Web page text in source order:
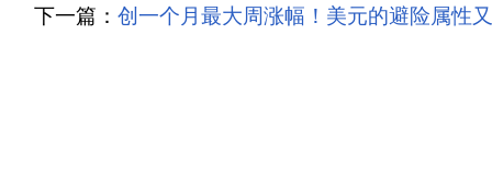
下一篇： 创一个月最大周涨幅！美元的避险属性